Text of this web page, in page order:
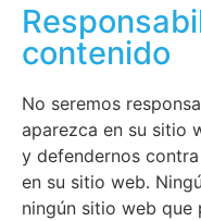
contenido
No seremos
aparezca en su sitio
y defendernos
en su sitio web.
ningún sitio web que